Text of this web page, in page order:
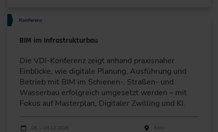
Konferenz
BIM im Infrastrukturbau
Die VDI-Konferenz zeigt anhand praxisnaher
Einblicke, wie digitale Planung, Ausführung und
Betrieb mit BIM im Schienen-, Straßen- und
Wasserbau erfolgreich umgesetzt werden – mit
Fokus auf Masterplan, Digitaler Zwilling und KI.
Durchführungen
Veranstaltungsdatum
08. – 09.12.2026 Köln